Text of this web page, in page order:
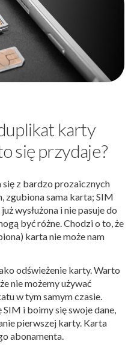
karty
się przydaje?
z bardzo prozaicznych
zgubiona sama karta; SIM
wysłużona i nie pasuje do
być różne. Chodzi o to, że
karta nie może nam
odświeżenie karty. Warto
nie możemy używać
w tym samym czasie.
i boimy się swoje dane,
pierwszej karty. Karta
abonamenta.